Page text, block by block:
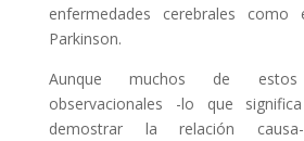
enfermedades cerebrales
Parkinson.
Aunque muchos de
observacionales -lo que
demostrar la relación causa-